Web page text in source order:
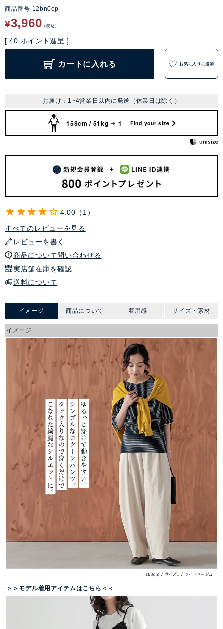
商品番号 12bn0cp
¥3,960 税込
[ 40 ポイント進呈 ]
カートに入れる お気に入りに追加
お届け：1~4営業日以内に発送（休業日は除く）
158cm / 51kg 1 Find your size
4.00
1
すべてのレビューを見る
レビューを書く
商品について問い合わせる
実店舗在庫を確認
送料について
イメージ 商品について 着用感 サイズ・素材
イメージ
＞＞モデル着用アイテムはこちら＜＜